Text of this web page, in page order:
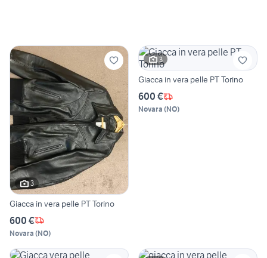
3
Giacca in vera pelle PT Torino
600 €
Novara (NO)
3
Giacca in vera pelle PT Torino
600 €
Novara (NO)